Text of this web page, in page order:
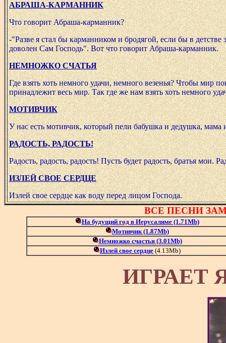
АБРАША-КАРМАННИК
Что говорит Абраша-карманник?
-"Разве я стал бы карманником и бродягой, если бы в
доволен Сам Господь". Вот что говорит Абраша-карманник.
НЕМНОЖКО СЧАТЬЯ
Где взять хоть немного удачи, немного везенья? Чтобы мир
принадлежит весь мир. Так где же нам взять хоть немного
МОТИВЧИК
У нас есть мотивчик, который пели бабушка и дедушка,
РАДОСТЬ, РАДОСТЬ!
Радость, радость, радость! Пусть будет радость, братья мои.
ИЗЛЕЙ СВОЕ СЕРДЦЕ
Излей свое сердце как воду перед лицом Господа.
ВСЕ ПЕСНИ
На будущий год в Иерусалиме (1.71Mb)
Мотивчик(1.87Mb)
Немножко счастья(3.01Mb)
Излей свое сердце (4.13Mb)
ИГРАЕТ